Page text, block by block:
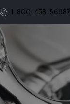
1-800-458-56987